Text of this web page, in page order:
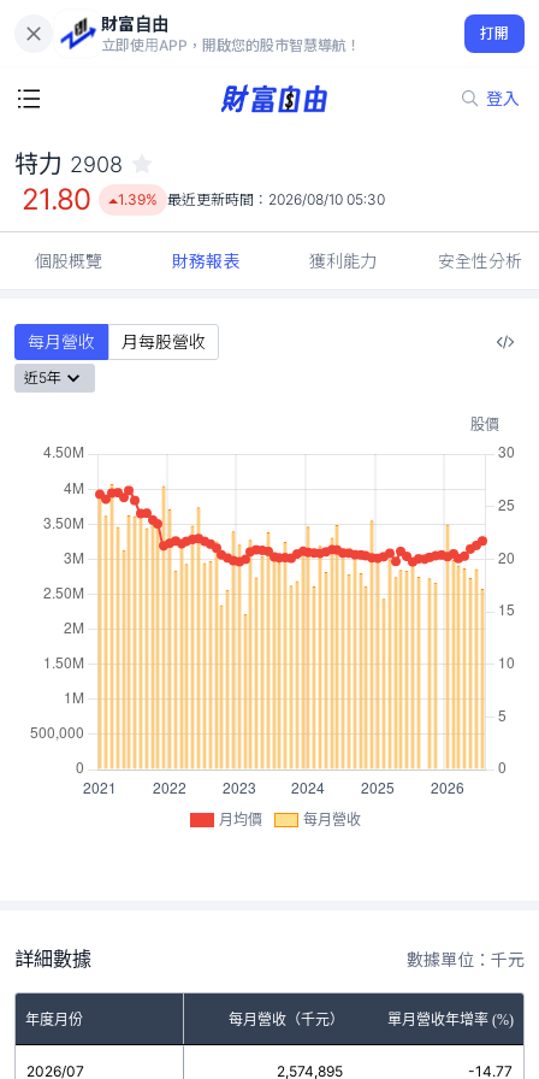
財富自由
立即使用APP，開啟您的股市智慧導航！
打開
登入
21.80
1.39%
特力 2908
21.80 1.39% 最近更新時間： 2026/08/10 05:30
個股概覽 財務報表 獲利能力 安全性分析
每月營收 月每股營收
近5年
月均價 每月營收
詳細數據 數據單位：千元
年度月份 每月營收（千元） 單月營收年增率 (%)
2026/07 2,574,895 -14.77